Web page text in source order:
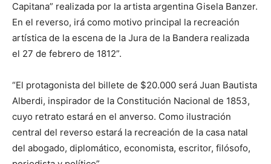
Capitana” realizada por la artista argentina Gisela Banzer.
En el reverso, irá como motivo principal la recreación
artística de la escena de la Jura de la Bandera realizada
el 27 de febrero de 1812”.
“El protagonista del billete de $20.000 será Juan Bautista
Alberdi, inspirador de la Constitución Nacional de 1853,
cuyo retrato estará en el anverso. Como ilustración
central del reverso estará la recreación de la casa natal
del abogado, diplomático, economista, escritor, filósofo,